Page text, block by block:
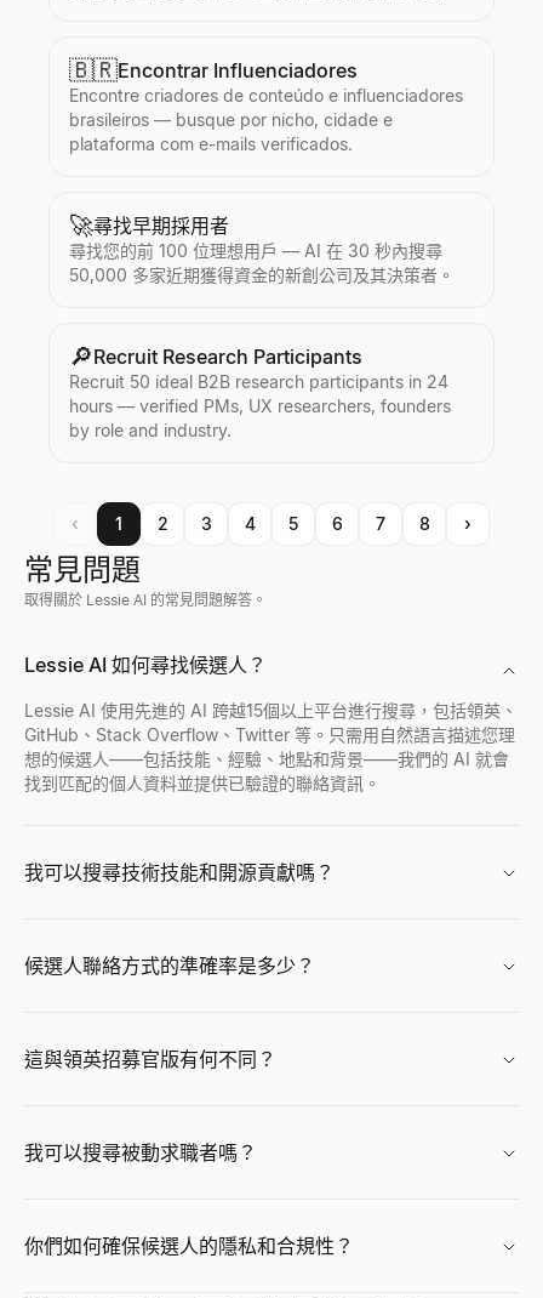
🇧🇷Encontrar Influenciadores
Encontre criadores de conteúdo e influenciadores
brasileiros — busque por nicho, cidade e
plataforma com e-mails verificados.
🚀尋找早期採用者
尋找您的前 100 位理想用戶 — AI 在 30 秒內搜尋
50,000 多家近期獲得資金的新創公司及其決策者。
🔎Recruit Research Participants
Recruit 50 ideal B2B research participants in 24
hours — verified PMs, UX researchers, founders
by role and industry.
‹ 1 2 3 4 5 6 7 8 ›
常見問題
取得關於 Lessie AI 的常見問題解答。
Lessie AI 如何尋找候選人？
Lessie AI 使用先進的 AI 跨越15個以上平台進行搜尋，包括領英、
GitHub、Stack Overflow、Twitter 等。只需用自然語言描述您理
想的候選人——包括技能、經驗、地點和背景——我們的 AI 就會
找到匹配的個人資料並提供已驗證的聯絡資訊。
我可以搜尋技術技能和開源貢獻嗎？
候選人聯絡方式的準確率是多少？
這與領英招募官版有何不同？
我可以搜尋被動求職者嗎？
你們如何確保候選人的隱私和合規性？